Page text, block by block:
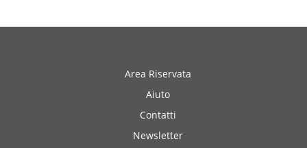
Area Riservata
Aiuto
Contatti
Newsletter